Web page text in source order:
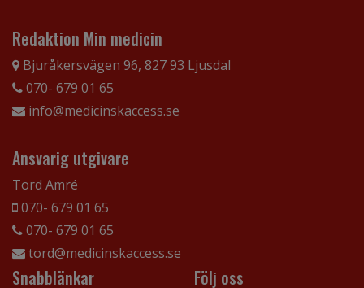
Redaktion Min medicin
Bjuråkersvägen 96, 827 93 Ljusdal
070- 679 01 65
info@medicinskaccess.se
Ansvarig utgivare
Tord Amré
070- 679 01 65
070- 679 01 65
tord@medicinskaccess.se
Snabblänkar Följ oss